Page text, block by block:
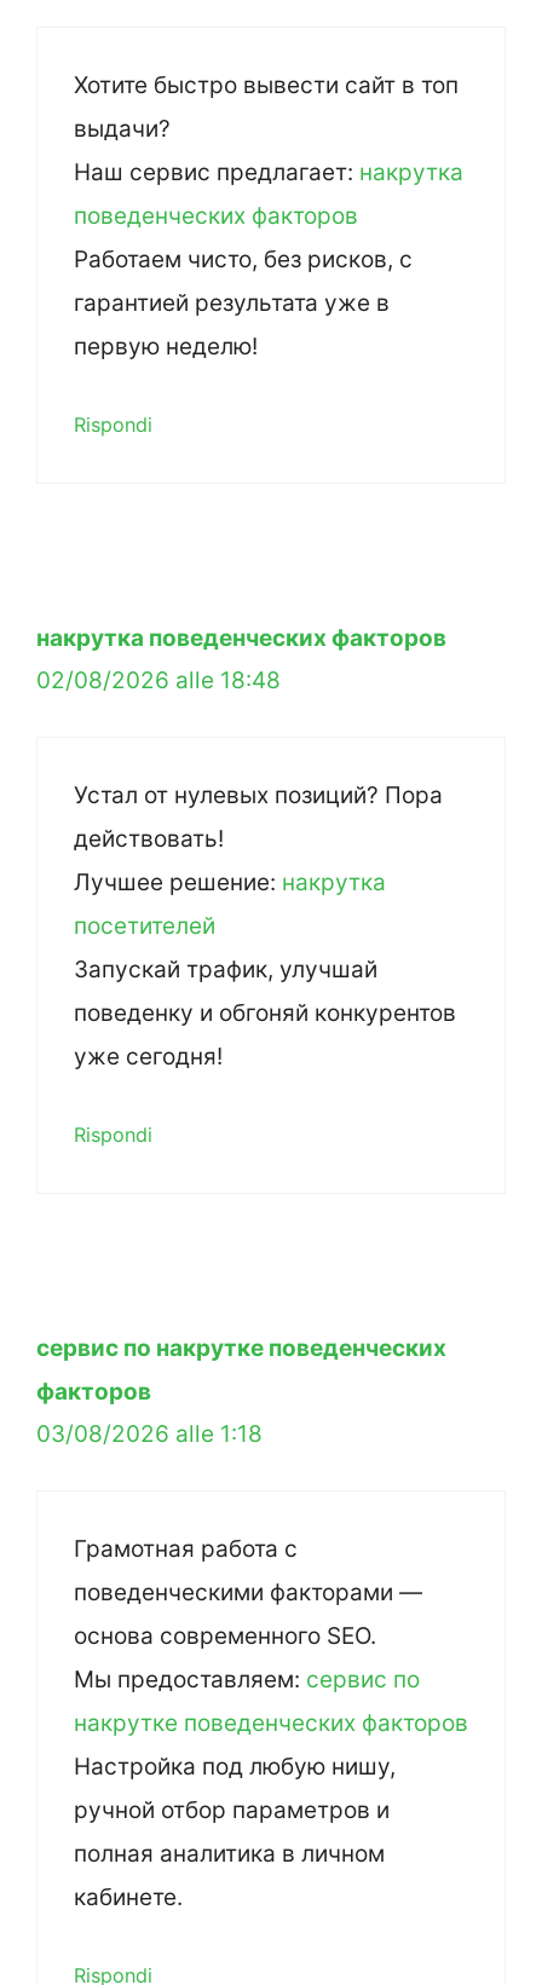
Хотите быстро вывести сайт в топ
выдачи?
Наш сервис предлагает: накрутка
поведенческих факторов
Работаем чисто, без рисков, с
гарантией результата уже в
первую неделю!
Rispondi
накрутка поведенческих факторов
02/08/2026 alle 18:48
Устал от нулевых позиций? Пора
действовать!
Лучшее решение: накрутка
посетителей
Запускай трафик, улучшай
поведенку и обгоняй конкурентов
уже сегодня!
Rispondi
сервис по накрутке поведенческих
факторов
03/08/2026 alle 1:18
Грамотная работа с
поведенческими факторами —
основа современного SEO.
Мы предоставляем: сервис по
накрутке поведенческих факторов
Настройка под любую нишу,
ручной отбор параметров и
полная аналитика в личном
кабинете.
Rispondi